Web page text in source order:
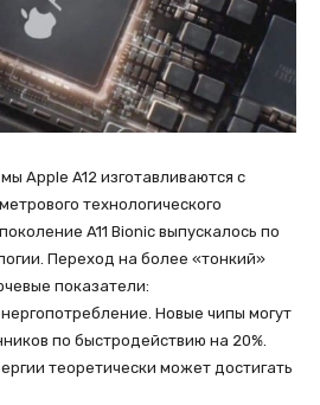
Apple A12 изготавливаются с
технологического
A11 Bionic выпускалось по
Переход на более «тонкий»
показатели:
Новые чипы могут
по быстродействию на 20%.
теоретически может достигать